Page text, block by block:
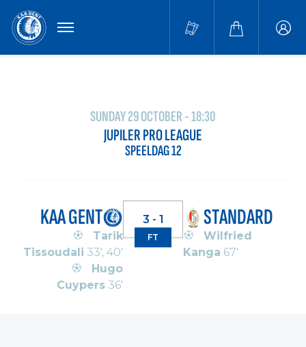
MENU
SUNDAY 29 OCTOBER - 18:30
JUPILER PRO LEAGUE
SPEELDAG 12
KAA GENT
Tarik
Tissoudali 33', 40'
Hugo
Cuypers 36'
3 - 1
FT
STANDARD
Wilfried
Kanga 67'